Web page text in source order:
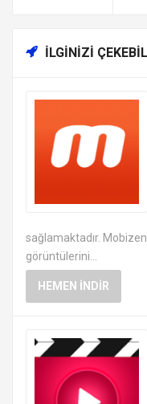
İLGINIZI
sağlamaktadır.
görüntülerini...
HEMEN İNDIR